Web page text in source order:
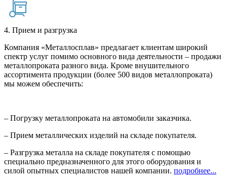
4. Прием и разгрузка
Компания «Металлосплав» предлагает клиентам широкий
спектр услуг помимо основного вида деятельности – продажи
металлопроката разного вида. Кроме внушительного
ассортимента продукции (более 500 видов металлопроката)
мы можем обеспечить:
– Погрузку металлопроката на автомобили заказчика.
– Прием металлических изделий на складе покупателя.
– Разгрузка металла на складе покупателя с помощью
специально предназначенного для этого оборудования и
силой опытных специалистов нашей компании. подробнее...